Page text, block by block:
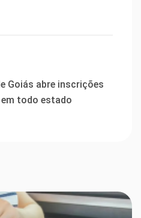
Goiás abre inscrições
todo estado